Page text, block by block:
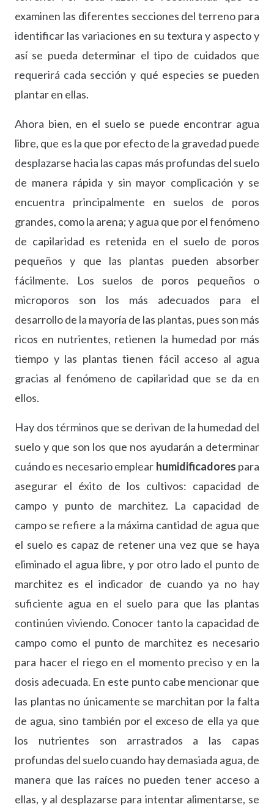
examinen las diferentes secciones del terreno para
identificar las variaciones en su textura y aspecto y
así se pueda determinar el tipo de cuidados que
requerirá cada sección y qué especies se pueden
plantar en ellas.
Ahora bien, en el suelo se puede encontrar agua
libre, que es la que por efecto de la gravedad puede
desplazarse hacia las capas más profundas del suelo
de manera rápida y sin mayor complicación y se
encuentra principalmente en suelos de poros
grandes, como la arena; y agua que por el fenómeno
de capilaridad es retenida en el suelo de poros
pequeños y que las plantas pueden absorber
fácilmente. Los suelos de poros pequeños o
microporos son los más adecuados para el
desarrollo de la mayoría de las plantas, pues son más
ricos en nutrientes, retienen la humedad por más
tiempo y las plantas tienen fácil acceso al agua
gracias al fenómeno de capilaridad que se da en
ellos.
Hay dos términos que se derivan de la humedad del
suelo y que son los que nos ayudarán a determinar
cuándo es necesario emplear humidificadores para
asegurar el éxito de los cultivos: capacidad de
campo y punto de marchitez. La capacidad de
campo se refiere a la máxima cantidad de agua que
el suelo es capaz de retener una vez que se haya
eliminado el agua libre, y por otro lado el punto de
marchitez es el indicador de cuando ya no hay
suficiente agua en el suelo para que las plantas
continúen viviendo. Conocer tanto la capacidad de
campo como el punto de marchitez es necesario
para hacer el riego en el momento preciso y en la
dosis adecuada. En este punto cabe mencionar que
las plantas no únicamente se marchitan por la falta
de agua, sino también por el exceso de ella ya que
los nutrientes son arrastrados a las capas
profundas del suelo cuando hay demasiada agua, de
manera que las raíces no pueden tener acceso a
ellas, y al desplazarse para intentar alimentarse, se